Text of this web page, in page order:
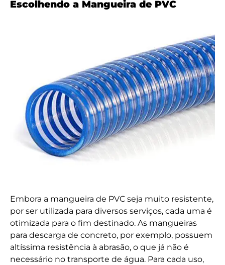
Escolhendo a Mangueira de PVC
Embora a mangueira de PVC seja muito resistente,
por ser utilizada para diversos serviços, cada uma é
otimizada para o fim destinado. As mangueiras
para descarga de concreto, por exemplo, possuem
altíssima resistência à abrasão, o que já não é
necessário no transporte de água. Para cada uso,